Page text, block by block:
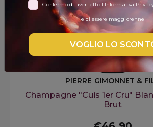
DISPENSA
TUTTO A
PIERRE GIMONNET &
Champagne "Cuis 1er Cru"
Brut
Confermo di aver letto l'Informativa
e di essere maggiorenne
VOGLIO LO